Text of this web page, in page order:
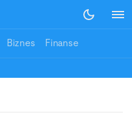
Biznes Finanse